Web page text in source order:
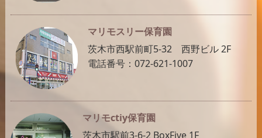
マリモスリー保育園
茨木市西駅前町5-32 西野ビル 2F
電話番号：072-621-1007
マリモctiy保育園
茨木市駅前3-6-2 BoxFive 1F